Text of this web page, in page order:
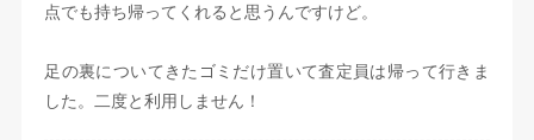
点でも持ち帰ってくれると思うんですけど。
足の裏についてきたゴミだけ置いて査定員は帰って行きま
した。二度と利用しません！